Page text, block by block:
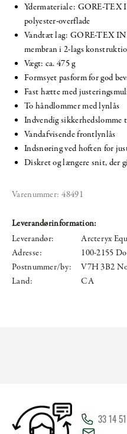
Ydermateriale: GORE-
polyester-overflade
Vandtæt lag: GORE-TEX
membran i 2-lags
Vægt: ca. 475 g
Formsyet pasform for god
Fast hætte med
To håndlommer med lynlås
Indvendig sikkerhedslomme
Vandafvisende frontlynlås
Indsnøring ved hoften for
Diskret og længere snit, der
Varenummer: 48491
Leverandørinformation:
Leverandør:
Arcteryx
Adresse:
100-2155
Postnummer/by:
V7H 3B2
Land:
CA
33 14